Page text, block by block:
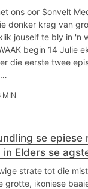
ons oor Sonvelt
donker krag van
jouself te bly in 'n
begin 14 Julie
die eerste twee
MIN
se epiese
in Elders se
strate tot die
grotte, ikoniese